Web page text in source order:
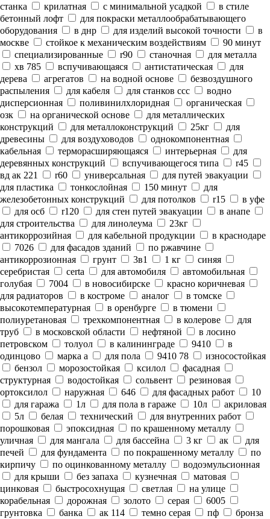
станка
крилатная с минимальной усадкой
в стиле
бетонный лофт
для покраски металлообрабатывающего
оборудования
в днр для изделий высокой точности
в
москве
стойкое к механическим воздействиям
90 минут
специализированные
r90 станочная
для металла
хв 785
вспучивающаяся антистатическая
для
дерева
агрегатов на водной основе
безвоздушного
распыления
для кабеля для станков ссс
водно
дисперсионная
поливинилхлоридная
органическая
озк
на органической основе
для металлических
конструкций
для металлоконструкций 25кг
для
древесины
для воздуховодов
однокомпонентная
кабельная
терморасширяющаяся интерьерная
для
деревянных конструкций
вспучивающегося типа
r45
вд ак 221
r60 универсальная
для путей эвакуации
для пластика
тонкослойная 150 минут
для
железобетонных конструкций
для потолков r15
в уфе
для осб
r120 для стен путей эвакуации
в анапе
для строительства
для линолеума
23кг
антикоррозийная
для кабельной продукции
в краснодаре
7026
для фасадов зданий
по ржавчине
антикоррозионная
грунт 3в1 1 кг
синяя
серебристая
certa для автомобиля
автомобильная
голубая
7004 в новосибирске
красно коричневая
для радиаторов
в костроме аналог
в томске
высокотемпературная
в оренбурге
в тюмени
полиуретановая
трехкомпонентная в колерове
для
труб
в московской области нефтяной
в лосино
петровском
толуол в калининграде 9410
в
одинцово
марка а для пола 9410 78
износостойкая
бензол
морозостойкая ксилол
фасадная
структурная
водостойкая сольвент
резиновая
ортоксилол
наружная 646 для фасадных работ
10
для гаража
1л для пола в гараже 10л
акриловая
5л
белая технический
для внутренних работ
порошковая
эпоксидная
по крашенному металлу
уличная
для мангала для бассейна 3 кг ак
для
печей
для фундамента по покрашенному металлу
по
кирпичу
по оцинкованному металлу
водоэмульсионная
для крыши
без запаха кузнечная
матовая
цинковая
быстросохнущая светлая
на улице
корабельная
дорожная золото серая
6005
грунтовка
банка ак 114 темно серая пф
бронза